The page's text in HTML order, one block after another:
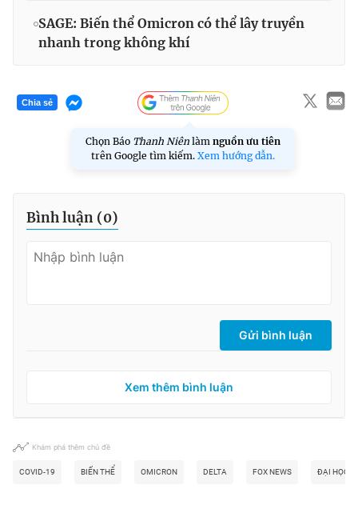
SAGE: Biến thể Omicron có thể lây truyền
nhanh trong không khí
Chia sẻ
Chọn Báo Thanh Niên làm nguồn ưu tiên
trên Google tìm kiếm. Xem hướng dẫn.
Bình luận (0)
Gửi bình luận
Xem thêm bình luận
Khám phá thêm chủ đề
COVID-19 BIẾN THỂ OMICRON DELTA FOX NEWS ĐẠI HỌC